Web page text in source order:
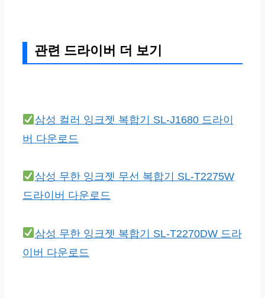
관련 드라이버 더 보기
삼성 컬러 잉크젯 복합기 SL-J1680 드라이
버 다운로드
삼성 무한 잉크젯 무선 복합기 SL-T2275W
드라이버 다운로드
삼성 무한 잉크젯 복합기 SL-T2270DW 드라
이버 다운로드